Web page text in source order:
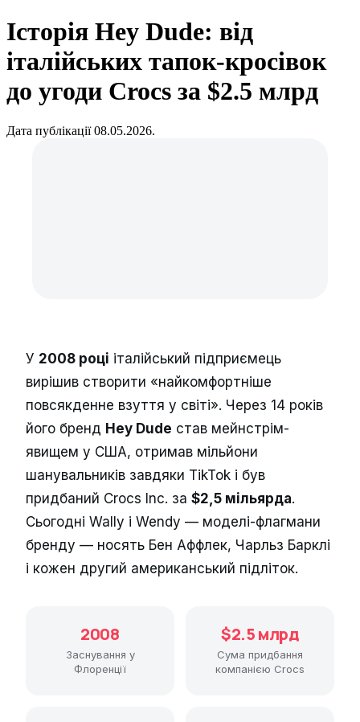
Історія Hey Dude: від
італійських тапок-кросівок
до угоди Crocs за $2.5 млрд
Дата публікації 08.05.2026.
У 2008 році італійський підприємець
вирішив створити «найкомфортніше
повсякденне взуття у світі». Через 14 років
його бренд Hey Dude став мейнстрім-
явищем у США, отримав мільйони
шанувальників завдяки TikTok і був
придбаний Crocs Inc. за $2,5 мільярда.
Сьогодні Wally і Wendy — моделі-флагмани
бренду — носять Бен Аффлек, Чарльз Барклі
і кожен другий американський підліток.
2008
Заснування у
Флоренції
$2.5 млрд
Сума придбання
компанією Crocs